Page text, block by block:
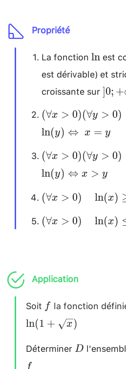
Propriété
La fonction\ln
ln est
est dérivable) et
croissante sur]0; +
(\forall x>0)
(\forall y>0)
\quad
\ln(x)=\ln(y)
\Leftrightarrow
(∀x > 0)(∀y > 0)
ln(y) ⇔ x = y
(\forall x>0)
(\forall y>0)
\quad
\ln(x)>\ln(y)
\Leftrightarrow
x>y \\[0.2cm]
(∀x > 0)(∀y > 0)
ln(y) ⇔ x > y
(\forall
\ln(x) \ge 0
(∀x > 0) ln(x)
(\forall
\Leftrightarrow
(∀x > 0) ln(x)
Application
Soit ff la fonction
ln(1 + x)
DéterminerD
D
f